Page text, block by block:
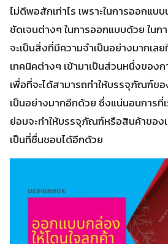
ไม่ดีพอสักเท่าไร เพราะในการออกแ
ชัดเจนต่างๆ ในการออกแบบด้วย ใน
จะเป็นสิ่งที่มีความจำเป็นอย่างมากเล
เทคนิคต่างๆ เข้ามาเป็นส่วนหนึ่งของ
เพื่อที่จะได้สามารถทำให้บรรจุภัณฑ์ข
เป็นอย่างมากอีกด้วย ซึ่งแน่นอนการที่
ย่อมจะทำให้บรรจุภัณฑ์หรือสินค้าของ
เป็นที่ชื่นชอบได้อีกด้วย